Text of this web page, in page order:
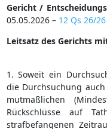
Gericht /
05.05.2026 – 12 Qs 26/26
Leitsatz des Gerichts
1. Soweit ein
die Durchsuchung
mutmaßlichen
Rückschlüsse auf
strafbefangenen